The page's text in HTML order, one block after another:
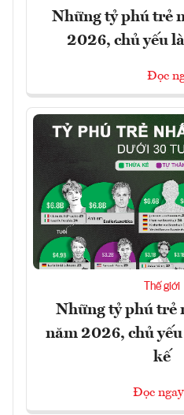
Những tỷ phú trẻ
2026, chủ yếu
Đọc
Thế giới
Những tỷ phú trẻ
năm 2026, chủ
kế
Đọc ngay